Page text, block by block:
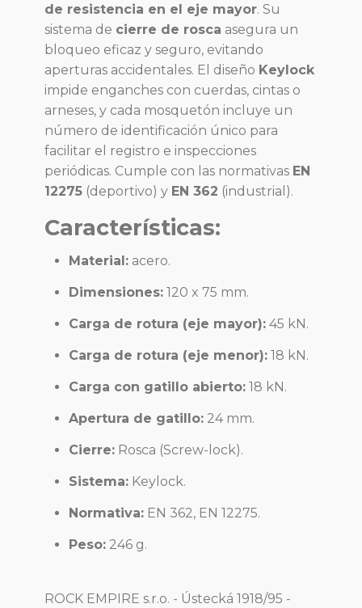
de resistencia en el eje mayor. Su
sistema de cierre de rosca asegura un
bloqueo eficaz y seguro, evitando
aperturas accidentales. El diseño Keylock
impide enganches con cuerdas, cintas o
arneses, y cada mosquetón incluye un
número de identificación único para
facilitar el registro e inspecciones
periódicas. Cumple con las normativas EN
12275 (deportivo) y EN 362 (industrial).
Características:
Material: acero.
Dimensiones: 120 x 75 mm.
Carga de rotura (eje mayor): 45 kN.
Carga de rotura (eje menor): 18 kN.
Carga con gatillo abierto: 18 kN.
Apertura de gatillo: 24 mm.
Cierre: Rosca (Screw-lock).
Sistema: Keylock.
Normativa: EN 362, EN 12275.
Peso: 246 g.
ROCK EMPIRE s.r.o. - Ústecká 1918/95 -